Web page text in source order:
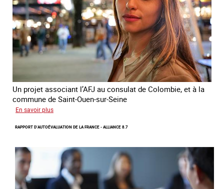
traite
et
le
conflit
en
Un projet associant l’AFJ au consulat de Colombie, et à la
commune de Saint-Ouen-sur-Seine
En savoir plus
d’une
colombienne
risque
de
RAPPORT D’AUTOÉVALUATION DE LA FRANCE - ALLIANCE 8.7